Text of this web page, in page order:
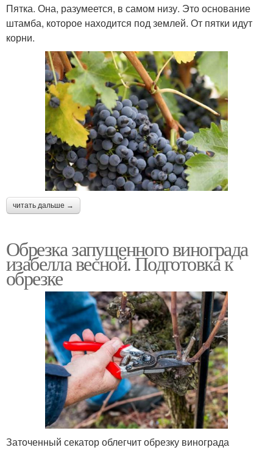
Пятка. Она, разумеется, в самом низу. Это основание
штамба, которое находится под землей. От пятки идут
корни.
читать дальше →
Обрезка запущенного винограда
изабелла весной. Подготовка к
обрезке
Заточенный секатор облегчит обрезку винограда